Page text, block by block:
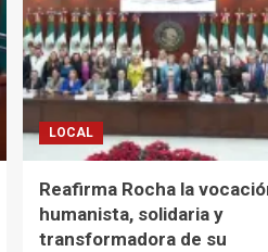
familias
de
los
20
municipios:
Rodolfo
Valenzuela
LOCAL
Reafirma Rocha la
humanista, solidaria y
transformadora de su